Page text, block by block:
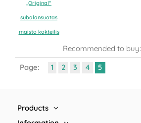
„Original“
subalansuotas
maisto kokteilis
Recommended to buy:
Page:
1 2 3 4 5
Products